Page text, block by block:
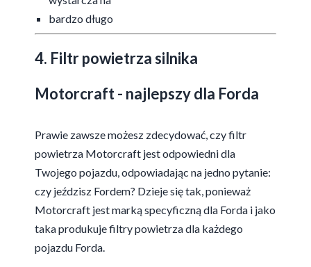
bardzo długo
4. Filtr powietrza silnika
Motorcraft - najlepszy dla Forda
Prawie zawsze możesz zdecydować, czy filtr
powietrza Motorcraft jest odpowiedni dla
Twojego pojazdu, odpowiadając na jedno pytanie:
czy jeździsz Fordem? Dzieje się tak, ponieważ
Motorcraft jest marką specyficzną dla Forda i jako
taka produkuje filtry powietrza dla każdego
pojazdu Forda.